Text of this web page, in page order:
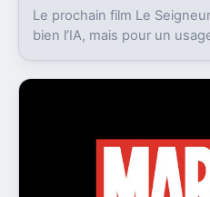
Le prochain film Le
bien l’IA, mais pour un